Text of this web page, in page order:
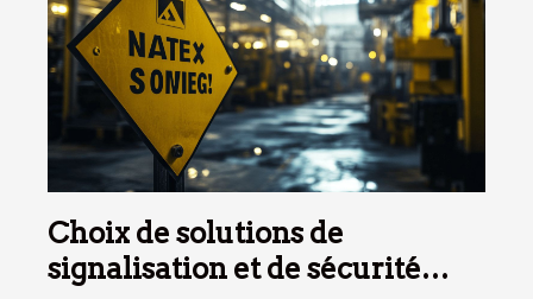
Choix de solutions de
signalisation et de sécurité